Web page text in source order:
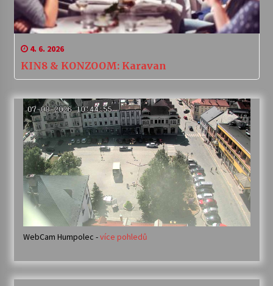
4. 6. 2026
KIN8 & KONZOOM: Karavan
WebCam Humpolec -více pohledů